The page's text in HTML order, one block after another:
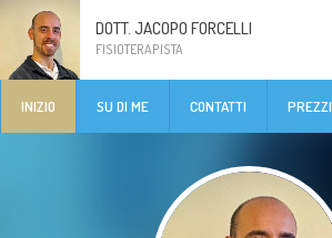
DOTT. JACOPO FORCELLI
FISIOTERAPISTA
INIZIO SU DI ME CONTATTI PREZZI